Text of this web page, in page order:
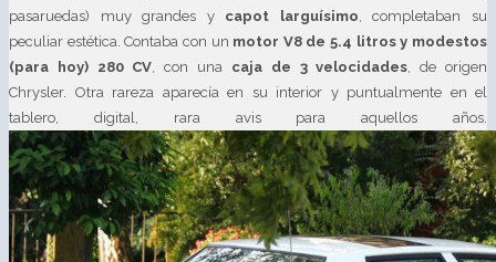
pasaruedas) muy grandes y capot larguísimo , completaban su
peculiar estética. Contaba con un motor V8 de 5.4 litros y modestos
(para hoy) 280 CV , con una caja de 3 velocidades , de origen
Chrysler. Otra rareza aparecía en su interior y puntualmente en el
tablero, digital, rara avis para aquellos años.